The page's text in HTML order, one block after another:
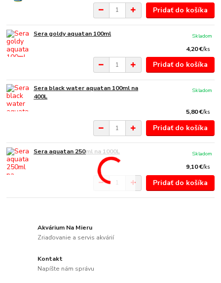
Pridať do košíka
Sera goldy aquatan 100ml
4,20 €/ks
Skladom
Pridať do košíka
Sera black water aquatan 100ml na
400L
5,80 €/ks
Skladom
Pridať do košíka
Sera aquatan 250ml na 1000L
9,10 €/ks
Skladom
Pridať do košíka
Akvárium Na Mieru
Zriaďovanie a servis akvárií
Kontakt
Napíšte nám správu